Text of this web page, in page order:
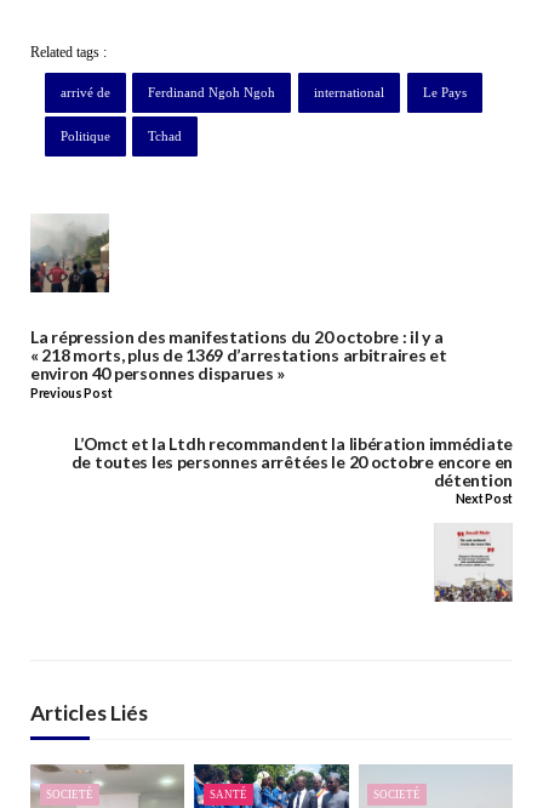
Related tags :
arrivé de Ferdinand Ngoh Ngoh international Le Pays
Politique Tchad
La répression des manifestations du 20 octobre : il y a
« 218 morts, plus de 1369 d’arrestations arbitraires et
environ 40 personnes disparues »
Previous Post
L’Omct et la Ltdh recommandent la libération immédiate
de toutes les personnes arrêtées le 20 octobre encore en
détention
Next Post
Articles Liés
SOCIETÉ SANTÉ SOCIETÉ